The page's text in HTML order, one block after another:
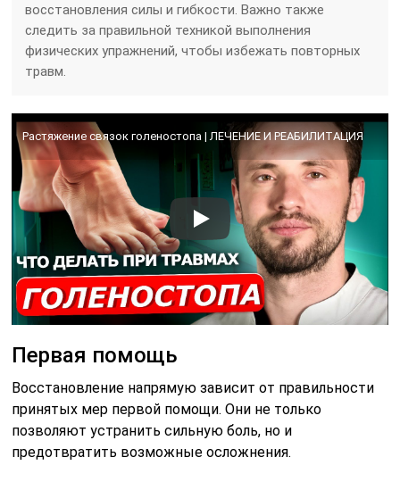
восстановления силы и гибкости. Важно также
следить за правильной техникой выполнения
физических упражнений, чтобы избежать повторных
травм.
Растяжение связок голеностопа | ЛЕЧЕНИЕ И РЕАБИЛИТАЦИЯ
Первая помощь
Восстановление напрямую зависит от правильности
принятых мер первой помощи. Они не только
позволяют устранить сильную боль, но и
предотвратить возможные осложнения.